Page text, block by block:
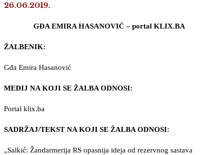
26.06.2019.
GĐA EMIRA HASANOVIĆ – portal KLIX.BA
ŽALBENIK:
Gđa Emira Hasanović
MEDIJ NA KOJI SE ŽALBA ODNOSI:
Portal klix.ba
SADRŽAJ/TEKST NA KOJI SE ŽALBA ODNOSI:
„Salkić: Žandarmerija RS opasnija ideja od rezervnog sastava